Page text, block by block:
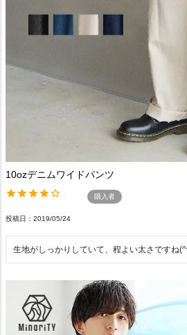
10ozデニムワイドパンツ
購入者
投稿日 2019/05/24
生地がしっかりしていて、程よい太さですね